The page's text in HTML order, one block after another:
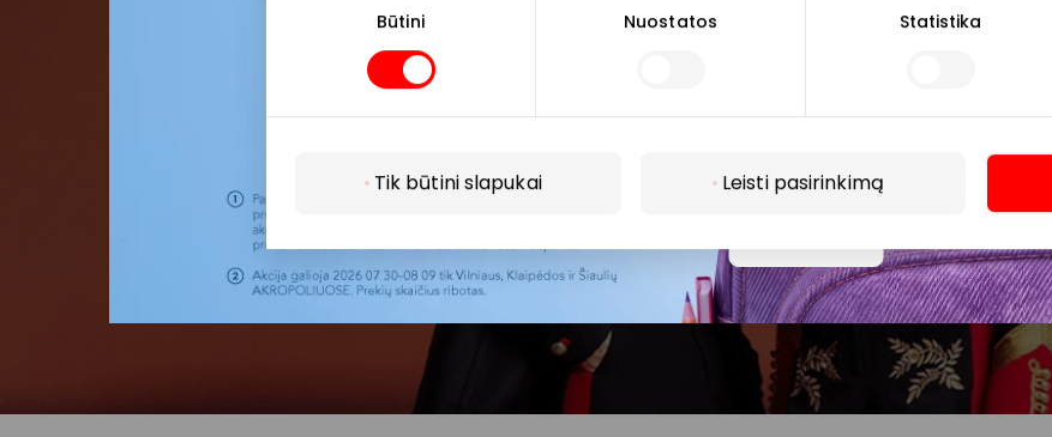
Būtini Nuostatos Statistika
Tik būtini slapukai Leisti pasirinkimą
AKROPOLIS naujienas. Dėl to AKROPOLIS GROUP,
UAB Tavo el. pašto duomenis tvarkys naujienlaiškių
siuntimo tikslu. Sutikimą galėsi bet kuriuo metu
atšaukti, spaudžiant nuorodą gautame
naujienlaiškyje arba kreipiantis
privatumas@akropolis.lt.